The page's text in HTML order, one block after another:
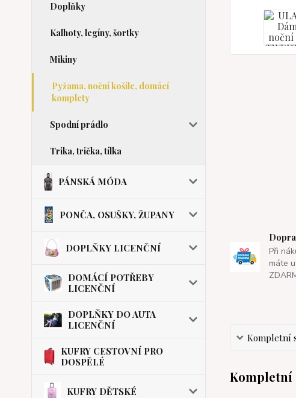
Doplňky
Kalhoty, legíny, šortky
Mikiny
Pyžama, noční košile, domácí
komplety
Spodní prádlo
Trika, trička, tílka
PÁNSKÁ MÓDA
PONČA, OSUŠKY, ŽUPANY
DOPLŇKY LICENČNÍ
DOMÁCÍ POTŘEBY
LICENČNÍ
DOPLŇKY DO AUTA
LICENČNÍ
KUFRY CESTOVNÍ PRO
DOSPĚLÉ
KUFRY DĚTSKÉ
Při
máte
Kompletní
Kompletní